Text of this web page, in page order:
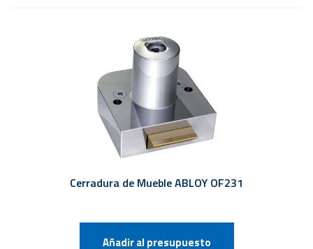
Cerradura de Mueble ABLOY OF231
Añadir al presupuesto